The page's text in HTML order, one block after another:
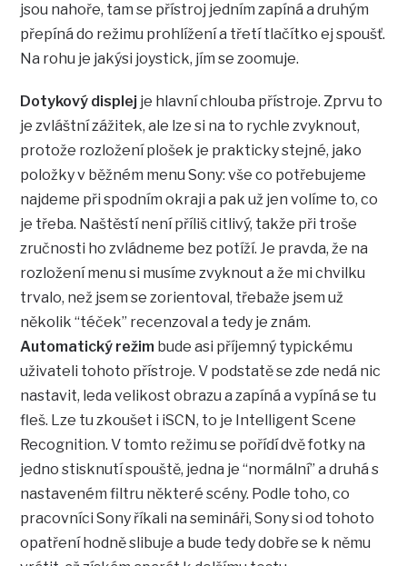
jsou nahoře, tam se přístroj jedním zapíná a druhým
přepíná do režimu prohlížení a třetí tlačítko ej spoušť.
Na rohu je jakýsi joystick, jím se zoomuje.
Dotykový displej je hlavní chlouba přístroje. Zprvu to
je zvláštní zážitek, ale lze si na to rychle zvyknout,
protože rozložení plošek je prakticky stejné, jako
položky v běžném menu Sony: vše co potřebujeme
najdeme při spodním okraji a pak už jen volíme to, co
je třeba. Naštěstí není příliš citlivý, takže při troše
zručnosti ho zvládneme bez potíží. Je pravda, že na
rozložení menu si musíme zvyknout a že mi chvilku
trvalo, než jsem se zorientoval, třebaže jsem už
několik “téček” recenzoval a tedy je znám.
Automatický režim bude asi příjemný typickému
uživateli tohoto přístroje. V podstatě se zde nedá nic
nastavit, leda velikost obrazu a zapíná a vypíná se tu
fleš. Lze tu zkoušet i iSCN, to je Intelligent Scene
Recognition. V tomto režimu se pořídí dvě fotky na
jedno stisknutí spouště, jedna je “normální” a druhá s
nastaveném filtru některé scény. Podle toho, co
pracovníci Sony říkali na semináři, Sony si od tohoto
opatření hodně slibuje a bude tedy dobře se k němu